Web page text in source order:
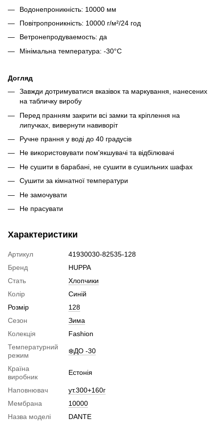
Водонепроникність: 10000 мм
Повітропроникність: 10000 г/м²/24 год
Ветронепродуваемость: да
Мінімальна температура: -30°C
Догляд
Завжди дотримуватися вказівок та маркування, нанесених
на табличку виробу
Перед пранням закрити всі замки та кріплення на
липучках, вивернути навиворіт
Ручне прання у воді до 40 градусів
Не використовувати пом'якшувачі та відбілювачі
Не сушити в барабані, не сушити в сушильних шафах
Сушити за кімнатної температури
Не замочувати
Не прасувати
Характеристики
Артикул
41930030-82535-128
Бренд
HUPPA
Стать
Хлопчики
Колір
Синій
Розмір
128
Сезон
Зима
Колекція
Fashion
Температурний
режим
❄️ДО -30
Країна
виробник
Естонія
Наповнювач
ут.300+160г
Мембрана
10000
Назва моделі
DANTE